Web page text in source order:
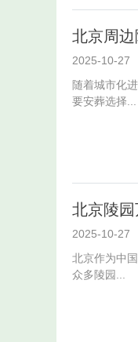
北京周
2025-10-27
随着城市化
要安葬选择...
北京陵
2025-10-27
北京作为中
众多陵园...